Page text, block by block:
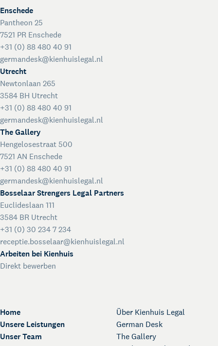
Home
Unsere Leistungen
Unser Team
Über Kienhuis Legal
German Desk
The Gallery
Enschede
Pantheon 25
7521 PR Enschede
+31 (0) 88 480 40 91
germandesk@kienhuislegal.nl
Utrecht
Newtonlaan 265
3584 BH Utrecht
+31 (0) 88 480 40 91
germandesk@kienhuislegal.nl
The Gallery
Hengelosestraat 500
7521 AN Enschede
+31 (0) 88 480 40 91
germandesk@kienhuislegal.nl
Bosselaar Strengers Legal Partners
Euclideslaan 111
3584 BR Utrecht
+31 (0) 30 234 7 234
receptie.bosselaar@kienhuislegal.nl
Arbeiten bei Kienhuis
Direkt bewerben